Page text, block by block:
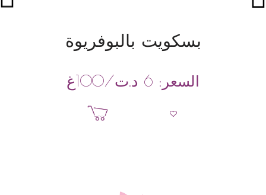
بسكويت بالبوفريوة
السعر:6 د.ت/100غ
إضافة إلى السلة